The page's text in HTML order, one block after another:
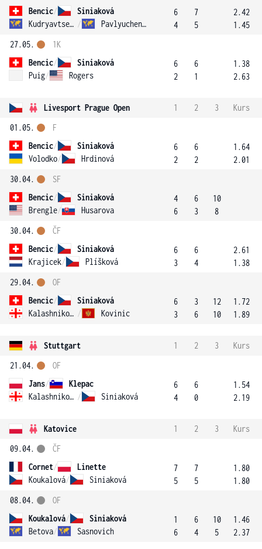
Bencic/
Siniaková
Kudryavtseva / Pavlyuchenkova
6
4
7
5
2.42
1.45
27.05.
Bencic/
Siniaková
Puig/ Rogers
1K
6
2
6
1
1.38
2.63
Livesport Prague Open 1 2 3
Kurs
01.05.
Bencic/
Siniaková
Volodko/ Hrdinová
F
6
2
6
2
1.64
2.01
30.04.
Bencic/
Siniaková
Brengle/ Husarova
SF
4
6
6
3
10
8
30.04.
Bencic/
Siniaková
Krajicek/ Plíšková
ČF
6
3
6
4
2.61
1.38
29.04.
Bencic/
Siniaková
Kalashnikova / Kovinic
OF
6
3
3
6
12
10
1.72
1.89
Stuttgart 1 2 3
Kurs
21.04.
Jans/
Klepac
Kalashnikova / Siniaková
OF
6
4
6
0
1.54
2.19
Katovice 1 2 3
Kurs
09.04.
Cornet/
Linette
Koukalová/ Siniaková
ČF
7
5
7
5
1.80
1.80
08.04.
Koukalová/
Siniaková
Betova/ Sasnovich
OF
1
6
6
4
10
5
1.46
2.37